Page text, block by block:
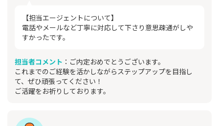
【担当エージェントについて】
電話やメールなど丁寧に対応して下さり意思疎通がしや
すかったです。
担当者コメント ：ご内定おめでとうございます。
これまでのご経験を活かしながらステップアップを目指し
て、ぜひ頑張ってください！
ご活躍をお祈りしております。